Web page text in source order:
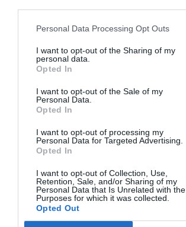
Personal Data Processing Opt Outs
I want to opt-out of the Sharing of my
personal data.
Opted In
I want to opt-out of the Sale of my
Personal Data.
Opted In
I want to opt-out of processing my
Personal Data for Targeted Advertising.
Opted In
I want to opt-out of Collection, Use,
Retention, Sale, and/or Sharing of my
Personal Data that Is Unrelated with the
Purposes for which it was collected.
Opted Out